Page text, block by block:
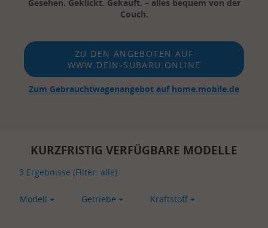
Gesehen. Geklickt. Gekauft. – alles bequem von der
Couch.
ZU DEN ANGEBOTEN AUF
WWW.DEIN-SUBARU.ONLINE
Zum Gebrauchtwagenangebot auf home.mobile.de
KURZFRISTIG VERFÜGBARE MODELLE
3 Ergebnisse (Filter: alle)
Modell Getriebe Kraftstoff